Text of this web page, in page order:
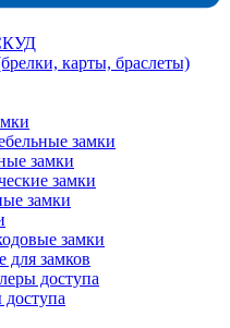
карты, браслеты)
замки
замки
замки
замки
замки
замков
доступа